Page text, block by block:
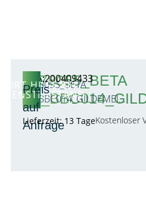
3978055_BETA
ZMA:200409433
3978055_BETA
4A_BBC014_GILDEMEI…
HILFE BEI
Preis
auf
Anfrage
Lieferzeit: 13 TageKostenloser